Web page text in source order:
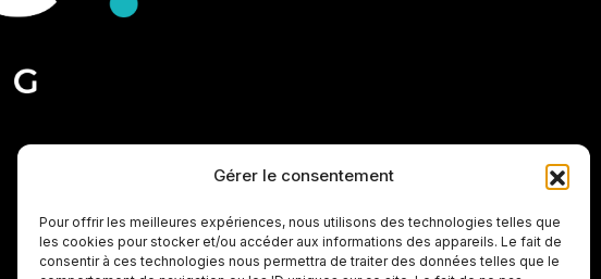
Gérer le consentement
Pour offrir les meilleures expériences, nous utilisons des technologies telles que
les cookies pour stocker et/ou accéder aux informations des appareils. Le fait de
consentir à ces technologies nous permettra de traiter des données telles que le